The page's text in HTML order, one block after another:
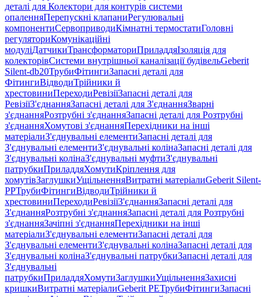
деталі для Колектори для контурів системи
опаленняПерепускні клапаниРегулювальні
компонентиСервоприводиКімнатні термостатиГоловні
регуляториКомунікаційні
модуліДатчикиТрансформаториПриладдяІзоляція для
колекторівСистеми внутрішньої каналізації будівельGeberit
Silent-db20ТрубиФітингиЗапасні деталі для
ФітингиВідводиТрійники й
хрестовиниПереходиРевізіїЗапасні деталі для
РевізіїЗ'єднанняЗапасні деталі для З'єднанняЗварні
з'єднанняРозтрубні з'єднанняЗапасні деталі для Розтрубні
з'єднанняХомутові з'єднанняПерехідники на інші
матеріалиЗ'єднувальні елементиЗапасні деталі для
З'єднувальні елементиЗ'єднувальні колінаЗапасні деталі для
З'єднувальні колінаЗ'єднувальні муфтиЗ'єднувальні
патрубкиПриладдяХомутиКріплення для
хомутівЗаглушкиУщільненняВитратні матеріалиGeberit Silent-
PPТрубиФітингиВідводиТрійники й
хрестовиниПереходиРевізіїЗ'єднанняЗапасні деталі для
З'єднанняРозтрубні з'єднанняЗапасні деталі для Розтрубні
з'єднанняЗачіпні з'єднанняПерехідники на інші
матеріалиЗ'єднувальні елементиЗапасні деталі для
З'єднувальні елементиЗ'єднувальні колінаЗапасні деталі для
З'єднувальні колінаЗ'єднувальні патрубкиЗапасні деталі для
З'єднувальні
патрубкиПриладдяХомутиЗаглушкиУщільненняЗахисні
кришкиВитратні матеріалиGeberit PEТрубиФітингиЗапасні